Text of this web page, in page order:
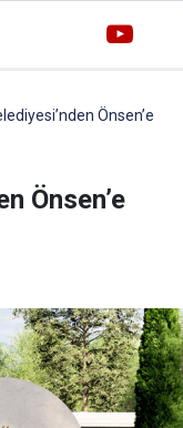
Önsen’e
Önsen’e